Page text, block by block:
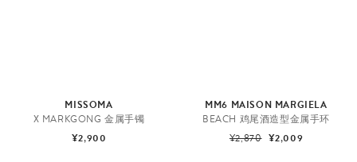
MISSOMA
X MARKGONG 金属手镯
¥2,900
MM6 MAISON MARGIELA
BEACH 鸡尾酒造型金属手环
¥2,870 ¥2,009